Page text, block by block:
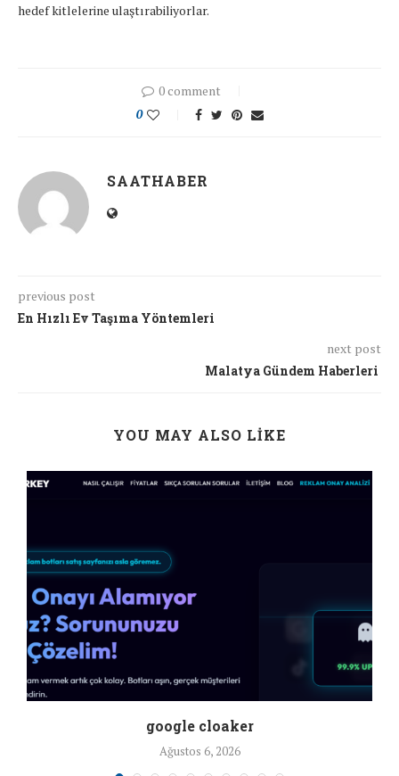
hedef kitlelerine ulaştırabiliyorlar.
0 comment
0
SAATHABER
previous post
En Hızlı Ev Taşıma Yöntemleri
next post
Malatya Gündem Haberleri
YOU MAY ALSO LIKE
google cloaker
Ağustos 6, 2026